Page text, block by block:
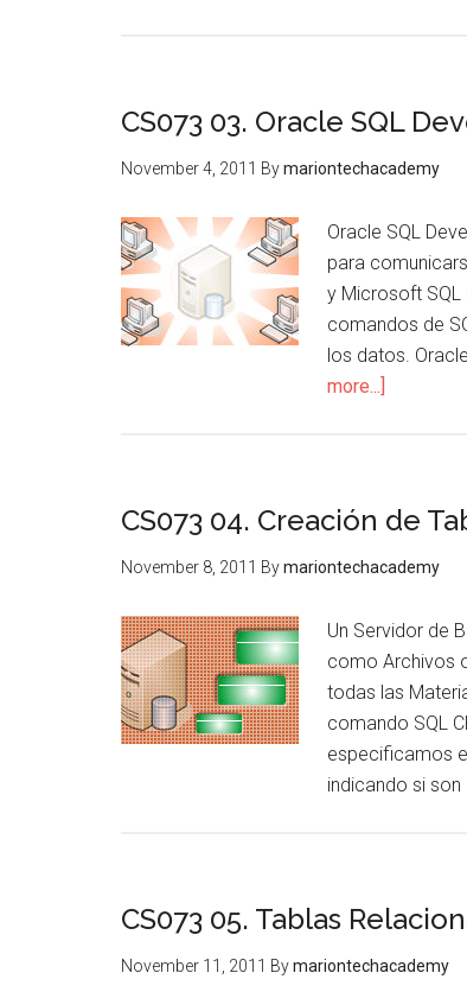
CS073 03. Oracle SQL
November 4, 2011 Bymariontechacademy
Oracle SQL
para
y Microsoft SQL
comandos de
los datos.
more...]
SQL
CS073 04. Creación de
November 8, 2011 Bymariontechacademy
Un Servidor de
como Archivos
todas las
comando SQL
especificamos
indicando si son
CS073 05. Tablas
November 11, 2011 Bymariontechacademy